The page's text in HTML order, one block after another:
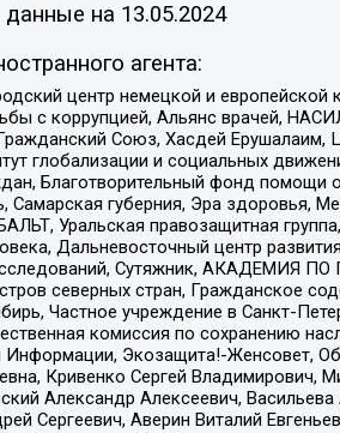
данные на 13.05.2024
агента:
центр немецкой и
с коррупцией, Альянс врачей,
Союз, Хасдей
глобализации и социальных
Благотворительный фонд
Самарская губерния, Эра
Уральская правозащитная
Дальневосточный центр
Сутяжник, АКАДЕМИЯ
северных стран, Гражданское
Частное учреждение в Санкт-
комиссия по сохранению
Экозащита!-Женсовет,
Кривенко Сергей
Александр Алексеевич,
Сергеевич, Аверин Виталий